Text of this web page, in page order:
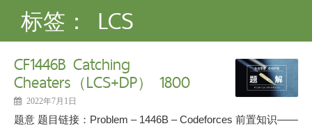
比赛总结
ACM-ICPC
分享
上课内容
课程学习
科研
标签： LCS
CF1446B Catching
Cheaters（LCS+DP） 1800
2022年7月1日
题意 题目链接：Problem – 1446B – Codeforces 前置知识——